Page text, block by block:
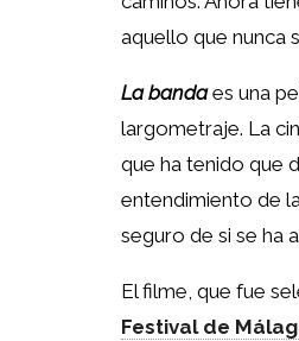
aquello que nunca
La bandaes una
largometraje. La
que ha tenido que
entendimiento de
seguro de si se ha
El filme, que fue
Festival de